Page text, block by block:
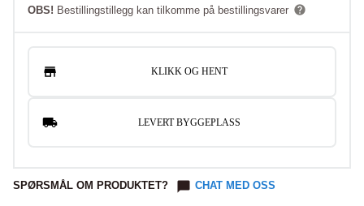
OBS! Bestillingstillegg kan tilkomme på bestillingsvarer
KLIKK OG HENT
LEVERT BYGGEPLASS
SPØRSMÅL OM PRODUKTET? CHAT MED OSS